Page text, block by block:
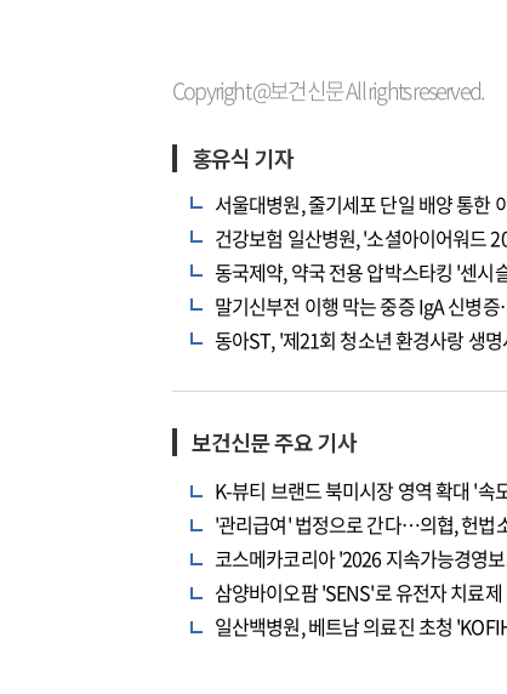
Copyright @보건신문 All rights reserved.
홍유식 기자
서울대병원, 줄기세포 단일 배양 통한
건강보험 일산병원, '소셜아이어워드
동국제약, 약국 전용 압박스타킹 '센시
말기신부전 이행 막는 중증 IgA 신병
동아ST, '제21회 청소년 환경사랑 생
보건신문 주요 기사
K-뷰티 브랜드 북미시장 영역 확대 '속
'관리급여' 법정으로 간다…의협, 헌법
코스메카코리아 '2026 지속가능경영
삼양바이오팜 'SENS'로 유전자 치료
일산백병원, 베트남 의료진 초청